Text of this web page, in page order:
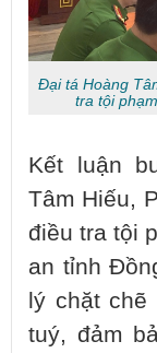
Đại tá Hoàng
tra tội
Kết luận
Tâm Hiếu,
điều tra tội
an tỉnh
lý chặt chẽ
tuý, đảm